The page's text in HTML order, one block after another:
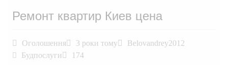
Ремонт квартир Киев цена
Оголошення 3 роки тому
Belovandrey2012
Будпослуги
174